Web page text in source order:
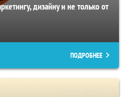
дизайну и не только от
ПОДРОБНЕЕ